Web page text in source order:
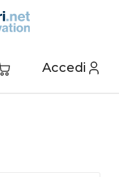
Accedi